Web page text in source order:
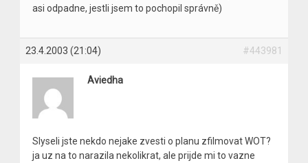
asi odpadne, jestli jsem to pochopil správně)
23.4.2003 (21:04) #443981
Aviedha
Slyseli jste nekdo nejake zvesti o planu zfilmovat WOT?
ja uz na to narazila nekolikrat, ale prijde mi to vazne